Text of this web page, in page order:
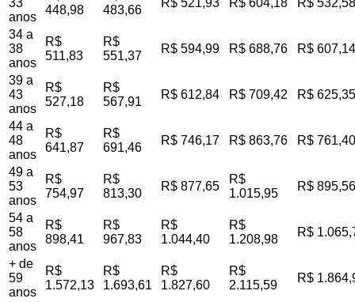
33
anos
448,98
483,66
R$ 521,93 R$ 604,18 R$ 532,58
34 a
38
anos
R$
511,83
R$
551,37
R$ 594,99 R$ 688,76 R$ 607,14
39 a
43
anos
R$
527,18
R$
567,91
R$ 612,84 R$ 709,42 R$ 625,35
44 a
48
anos
R$
641,87
R$
691,46
R$ 746,17 R$ 863,76 R$ 761,40
49 a
53
anos
R$
754,97
R$
813,30
R$ 877,65
R$
1.015,95
R$ 895,56
54 a
58
anos
R$
898,41
R$
967,83
R$
1.044,40
R$
1.208,98
R$
+ de
59
anos
R$
1.572,13
R$
1.693,61
R$
1.827,60
R$
2.115,59
R$